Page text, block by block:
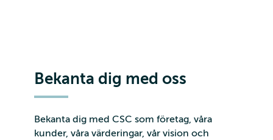
Bekanta dig med oss
Bekanta dig med CSC som företag, våra
kunder, våra värderingar, vår vision och